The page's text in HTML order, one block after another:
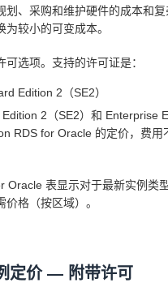
划、采购和维护硬件的成本和
较小的可变成本。
选项。支持的许可证是：
Edition 2（SE2）
2（SE2）和 Enterprise
RDS for Oracle 的定价，费用
Oracle 表显示对于最新实例类
格（按区域）。
定价 — 附带许可